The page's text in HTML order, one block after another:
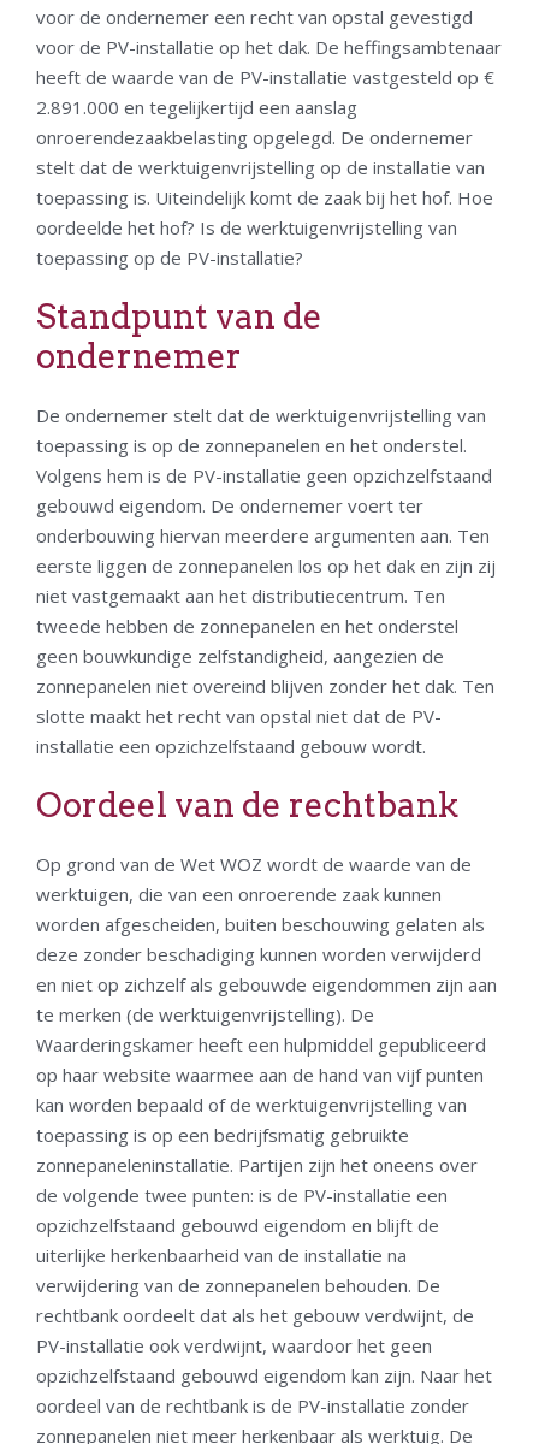
voor de ondernemer een recht van opstal gevestigd
voor de PV-installatie op het dak. De heffingsambtenaar
heeft de waarde van de PV-installatie vastgesteld op €
2.891.000 en tegelijkertijd een aanslag
onroerendezaakbelasting opgelegd. De ondernemer
stelt dat de werktuigenvrijstelling op de installatie van
toepassing is. Uiteindelijk komt de zaak bij het hof. Hoe
oordeelde het hof? Is de werktuigenvrijstelling van
toepassing op de PV-installatie?
Standpunt van de
ondernemer
De ondernemer stelt dat de werktuigenvrijstelling van
toepassing is op de zonnepanelen en het onderstel.
Volgens hem is de PV-installatie geen opzichzelfstaand
gebouwd eigendom. De ondernemer voert ter
onderbouwing hiervan meerdere argumenten aan. Ten
eerste liggen de zonnepanelen los op het dak en zijn zij
niet vastgemaakt aan het distributiecentrum. Ten
tweede hebben de zonnepanelen en het onderstel
geen bouwkundige zelfstandigheid, aangezien de
zonnepanelen niet overeind blijven zonder het dak. Ten
slotte maakt het recht van opstal niet dat de PV-
installatie een opzichzelfstaand gebouw wordt.
Oordeel van de rechtbank
Op grond van de Wet WOZ wordt de waarde van de
werktuigen, die van een onroerende zaak kunnen
worden afgescheiden, buiten beschouwing gelaten als
deze zonder beschadiging kunnen worden verwijderd
en niet op zichzelf als gebouwde eigendommen zijn aan
te merken (de werktuigenvrijstelling). De
Waarderingskamer heeft een hulpmiddel gepubliceerd
op haar website waarmee aan de hand van vijf punten
kan worden bepaald of de werktuigenvrijstelling van
toepassing is op een bedrijfsmatig gebruikte
zonnepaneleninstallatie. Partijen zijn het oneens over
de volgende twee punten: is de PV-installatie een
opzichzelfstaand gebouwd eigendom en blijft de
uiterlijke herkenbaarheid van de installatie na
verwijdering van de zonnepanelen behouden. De
rechtbank oordeelt dat als het gebouw verdwijnt, de
PV-installatie ook verdwijnt, waardoor het geen
opzichzelfstaand gebouwd eigendom kan zijn. Naar het
oordeel van de rechtbank is de PV-installatie zonder
zonnepanelen niet meer herkenbaar als werktuig. De